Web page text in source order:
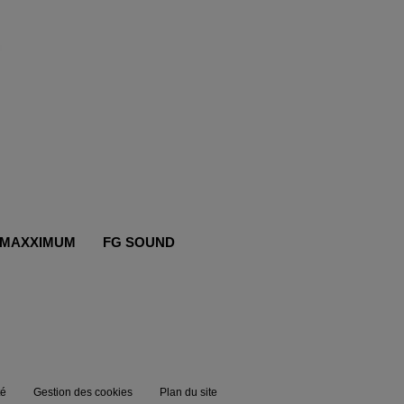
FG SOUND
Gestion des cookies Plan du site